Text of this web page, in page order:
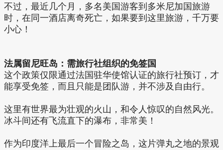
不过，最近几个月，多名美国游客到多米尼加国旅游
时，在同一酒店离奇死亡，如果要到这里旅游，千万要
小心！
法属留尼旺岛：需旅行社组织的免签国
这个政策仅限通过法国驻华使馆认证的旅行社预订，才
能享受免签，而且只能是团队游，并不涉及自由行。
这里有世界最为壮观的火山，和令人惊叹的自然风光。
冰斗间还有飞流直下的瀑布，非常美！
作为印度洋上最后一个冒险之岛，这片弹丸之地的景观